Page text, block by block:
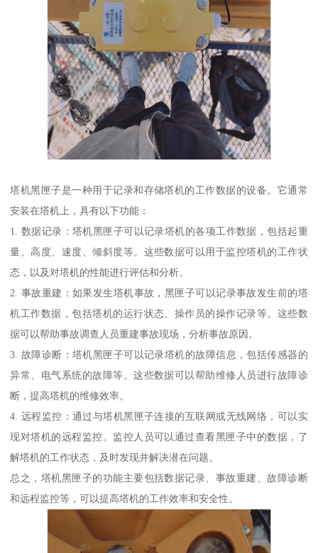
塔机黑匣子是一种用于记录和存储塔机的工作数据的设备。它通常
安装在塔机上，具有以下功能：
1. 数据记录：塔机黑匣子可以记录塔机的各项工作数据，包括起重
量、高度、速度、倾斜度等。这些数据可以用于监控塔机的工作状
态，以及对塔机的性能进行评估和分析。
2. 事故重建：如果发生塔机事故，黑匣子可以记录事故发生前的塔
机工作数据，包括塔机的运行状态、操作员的操作记录等。这些数
据可以帮助事故调查人员重建事故现场，分析事故原因。
3. 故障诊断：塔机黑匣子可以记录塔机的故障信息，包括传感器的
异常、电气系统的故障等。这些数据可以帮助维修人员进行故障诊
断，提高塔机的维修效率。
4. 远程监控：通过与塔机黑匣子连接的互联网或无线网络，可以实
现对塔机的远程监控。监控人员可以通过查看黑匣子中的数据，了
解塔机的工作状态，及时发现并解决潜在问题。
总之，塔机黑匣子的功能主要包括数据记录、事故重建、故障诊断
和远程监控等，可以提高塔机的工作效率和安全性。